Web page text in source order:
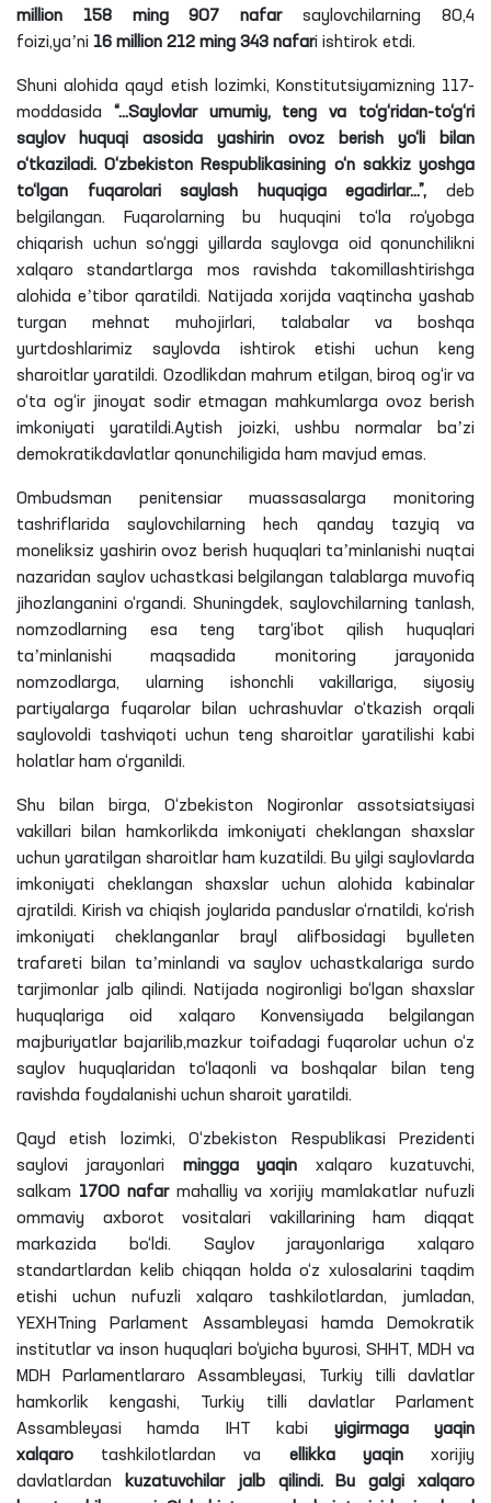
million 158 ming 907 nafarsaylovchilarning 80,4
foizi,yaʼni 16 million 212 ming 343 nafari ishtirok etdi.
Shuni alohida qayd etish lozimki, Konstitutsiyamizning 117-
moddasida “...Saylovlar umumiy, teng va to‘g‘ridan-to‘g‘ri
saylov huquqi asosida yashirin ovoz berish yo‘li bilan
o‘tkaziladi. O‘zbekiston Respublikasining o‘n sakkiz yoshga
to‘lgan fuqarolari saylash huquqiga egadirlar...”, deb
belgilangan. Fuqarolarning bu huquqini to‘la ro‘yobga
chiqarish uchun so‘nggi yillarda saylovga oid qonunchilikni
xalqaro standartlarga mos ravishda takomillashtirishga
alohida eʼtibor qaratildi. Natijada xorijda vaqtincha yashab
turgan mehnat muhojirlari, talabalar va boshqa
yurtdoshlarimiz saylovda ishtirok etishi uchun keng
sharoitlar yaratildi. Ozodlikdan mahrum etilgan, biroq og‘ir va
o‘ta og‘ir jinoyat sodir etmagan mahkumlarga ovoz berish
imkoniyati yaratildi.Aytish joizki, ushbu normalar baʼzi
demokratikdavlatlar qonunchiligida ham mavjud emas.
Ombudsman penitensiar muassasalarga monitoring
tashriflarida saylovchilarning hech qanday tazyiq va
moneliksiz yashirin ovoz berish huquqlari taʼminlanishi nuqtai
nazaridan saylov uchastkasi belgilangan talablarga muvofiq
jihozlanganini o‘rgandi. Shuningdek, saylovchilarning tanlash,
nomzodlarning esa teng targ‘ibot qilish huquqlari
taʼminlanishi maqsadida monitoring jarayonida
nomzodlarga, ularning ishonchli vakillariga, siyosiy
partiyalarga fuqarolar bilan uchrashuvlar o‘tkazish orqali
saylovoldi tashviqoti uchun teng sharoitlar yaratilishi kabi
holatlar ham o‘rganildi.
Shu bilan birga, O‘zbekiston Nogironlar assotsiatsiyasi
vakillari bilan hamkorlikda imkoniyati cheklangan shaxslar
uchun yaratilgan sharoitlar ham kuzatildi. Bu yilgi saylovlarda
imkoniyati cheklangan shaxslar uchun alohida kabinalar
ajratildi. Kirish va chiqish joylarida panduslar o‘rnatildi, ko‘rish
imkoniyati cheklanganlar brayl alifbosidagi byulleten
trafareti bilan taʼminlandi va saylov uchastkalariga surdo
tarjimonlar jalb qilindi. Natijada nogironligi bo‘lgan shaxslar
huquqlariga oid xalqaro Konvensiyada belgilangan
majburiyatlar bajarilib,mazkur toifadagi fuqarolar uchun o‘z
saylov huquqlaridan to‘laqonli va boshqalar bilan teng
ravishda foydalanishi uchun sharoit yaratildi.
Qayd etish lozimki, O‘zbekiston Respublikasi Prezidenti
saylovi jarayonlari mingga yaqin xalqaro kuzatuvchi,
salkam 1700 nafar mahalliy va xorijiy mamlakatlar nufuzli
ommaviy axborot vositalari vakillarining ham diqqat
markazida bo‘ldi. Saylov jarayonlariga xalqaro
standartlardan kelib chiqqan holda o‘z xulosalarini taqdim
etishi uchun nufuzli xalqaro tashkilotlardan, jumladan,
YEXHTning Parlament Assambleyasi hamda Demokratik
institutlar va inson huquqlari bo‘yicha byurosi,SHHT, MDH va
MDH Parlamentlararo Assambleyasi, Turkiy tilli davlatlar
hamkorlik kengashi, Turkiy tilli davlatlar Parlament
Assambleyasi hamda
IHT kabi yigirmaga yaqin
xalqaro tashkilotlardan va ellikka yaqinxorijiy
davlatlardan
kuzatuvchilar jalb qilindi. Bu galgi xalqaro